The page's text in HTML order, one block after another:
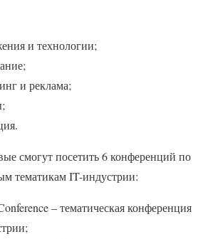
и технологии;
и реклама;
смогут посетить 6 конференций по
тематикам IT-индустрии:
– тематическая конференция